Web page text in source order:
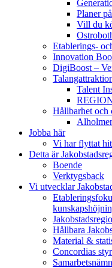
Planer
Vill du
Etablerings-
Innovation
DigiBoost –
Talent
Hållbarhet och
Jobba här
Vi har flyttat hit
Detta är
Boende
Verktygsback
Vi utvecklar
Hållbara
Material &
Concordias